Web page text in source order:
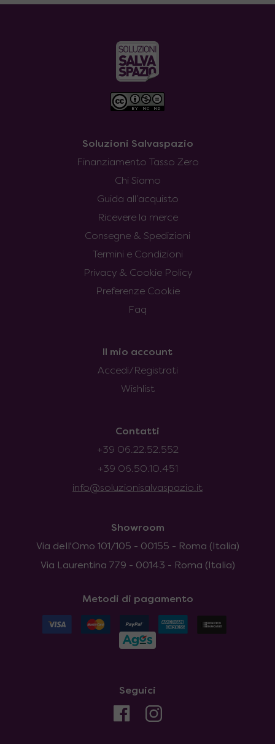
Soluzioni Salvaspazio
Finanziamento Tasso Zero
Chi Siamo
Guida all’acquisto
Ricevere la merce
Consegne & Spedizioni
Termini e Condizioni
Privacy & Cookie Policy
Preferenze Cookie
Faq
Il mio account
Accedi/Registrati
Wishlist
Contatti
+39 06.22.52.552
+39 06.50.10.451
info@soluzionisalvaspazio.it
Showroom
Via dell'Omo 101/105 - 00155 - Roma (Italia)
Via Laurentina 779 - 00143 - Roma (Italia)
Metodi di pagamento
Seguici